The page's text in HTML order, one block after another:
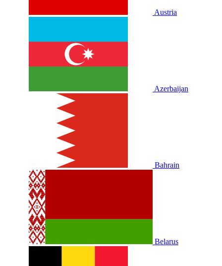
Austria
Azerbaijan
Bahrain
Belarus